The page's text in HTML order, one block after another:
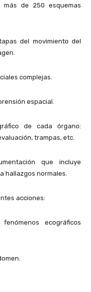
más de 250 esquemas
del movimiento del
complejas.
espacial.
de cada órgano:
trampas, etc.
que incluye
hallazgos normales.
acciones:
ecográficos